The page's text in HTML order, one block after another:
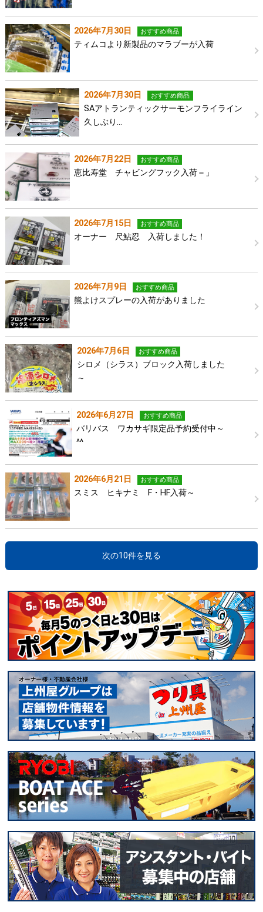
2026年7月30日 おすすめ商品
ティムコより新製品のマラブーが入荷
2026年7月30日 おすすめ商品
SAアトランティックサーモンフライライン
久しぶり…
2026年7月22日 おすすめ商品
恵比寿堂 チャビングフック入荷＝」
2026年7月15日 おすすめ商品
オーナー 尺鮎忍 入荷しました！
2026年7月9日 おすすめ商品
熊よけスプレーの入荷がありました
2026年7月6日 おすすめ商品
シロメ（シラス）ブロック入荷しました
～
2026年6月27日 おすすめ商品
バリバス ワカサギ限定品予約受付中～
^^
2026年6月21日 おすすめ商品
スミス ヒキナミ F・HF入荷～
次の10件を見る